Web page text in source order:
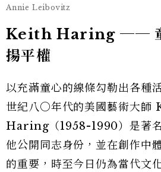
Annie Leibovitz
Keith Haring ── 童
揚平權
以充滿童心的線條勾勒出各種
世紀八〇年代的美國藝術大師
Haring（1958-1990）是著
他公開同志身份，並在創作中
的重要，時至今日仍為當代文